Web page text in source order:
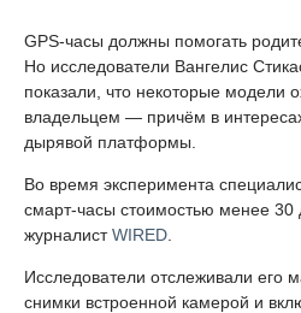
GPS-часы должны помогать
Но исследователи Вангелис
показали, что некоторые модели
владельцем — причём в
дырявой платформы.
Во время эксперимента
смарт-часы стоимостью менее 30
журналистWIRED
Исследователи отслеживали его
снимки встроенной камерой и